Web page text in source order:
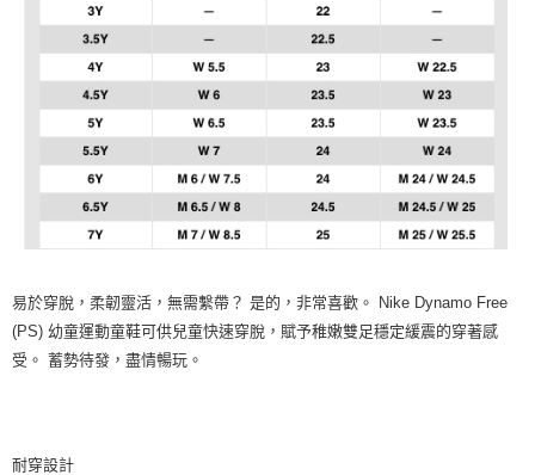
易於穿脫，柔韌靈活，無需繫帶？ 是的，非常喜歡。 Nike Dynamo Free
(PS) 幼童運動童鞋可供兒童快速穿脫，賦予稚嫩雙足穩定緩震的穿著感
受。 蓄勢待發，盡情暢玩。
耐穿設計